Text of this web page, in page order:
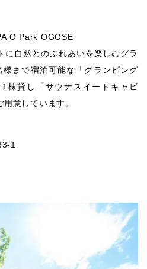
O Park OGOSE
に自然とのふれあいを楽しむグラ
まで宿泊可能な「グランピング
棟貸し「サウナスイートキャビ
意しています。
1